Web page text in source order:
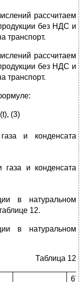
рассчитаем
без НДС и
транспорт.
рассчитаем
без НДС и
транспорт.
(t), (3)
и конденсата
и конденсата
в натуральном
12.
в натуральном
Таблица 12